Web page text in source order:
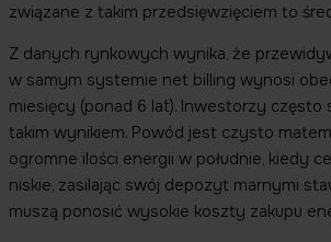
związane z takim przedsięwzięciem to
Z danych rynkowych wynika, że
w samym systemie net billing wynosi
miesięcy (ponad 6 lat). Inwestorzy często
takim wynikiem. Powód jest czysto
ogromne ilości energii w południe, kiedy
niskie, zasilając swój depozyt marnymi
muszą ponosić wysokie koszty zakupu